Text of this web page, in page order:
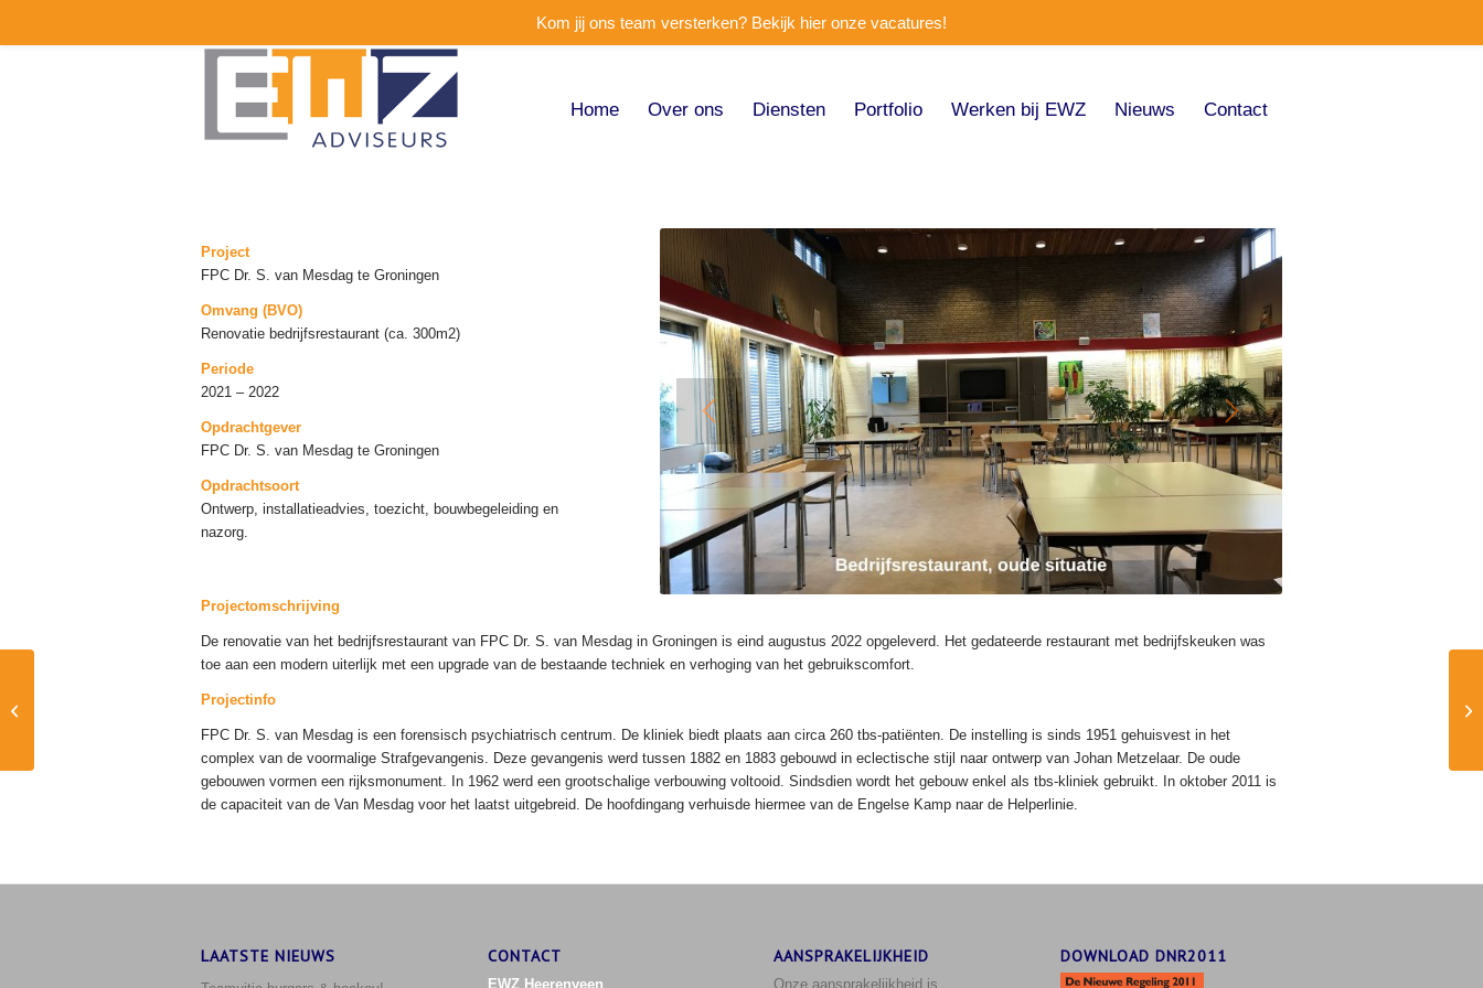
Home Over ons Diensten Portfolio Werken bij EWZ Nieuws Contact
Project
FPC Dr. S. van Mesdag te Groningen
Omvang (BVO)
Renovatie bedrijfsrestaurant (ca. 300m2)
Periode
2021 – 2022
Opdrachtgever
FPC Dr. S. van Mesdag te Groningen
Opdrachtsoort
Ontwerp, installatieadvies, toezicht, bouwbegeleiding en
nazorg.
Projectomschrijving
De renovatie van het bedrijfsrestaurant van FPC Dr. S. van Mesdag in Groningen is eind augustus 2022 opgeleverd. Het gedateerde restaurant met bedrijfskeuken was
toe aan een modern uiterlijk met een upgrade van de bestaande techniek en verhoging van het gebruikscomfort.
Projectinfo
FPC Dr. S. van Mesdag is een forensisch psychiatrisch centrum. De kliniek biedt plaats aan circa 260 tbs-patiënten. De instelling is sinds 1951 gehuisvest in het
complex van de voormalige Strafgevangenis. Deze gevangenis werd tussen 1882 en 1883 gebouwd in eclectische stijl naar ontwerp van Johan Metzelaar. De oude
gebouwen vormen een rijksmonument. In 1962 werd een grootschalige verbouwing voltooid. Sindsdien wordt het gebouw enkel als tbs-kliniek gebruikt. In oktober 2011 is
de capaciteit van de Van Mesdag voor het laatst uitgebreid. De hoofdingang verhuisde hiermee van de Engelse Kamp naar de Helperlinie.
LAATSTE NIEUWS CONTACT
EWZ Heerenveen
AANSPRAKELIJKHEID
Onze aansprakelijkheid is
DOWNLOAD DNR2011
Kom jij ons team versterken? Bekijk hier onze vacatures!